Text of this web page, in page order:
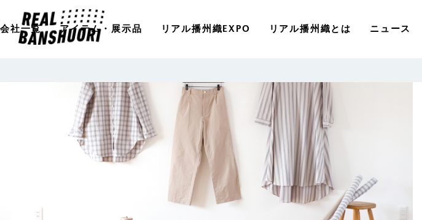
会社一覧 アイテム・展示品 リアル播州織EXPO リアル播州織とは ニュース